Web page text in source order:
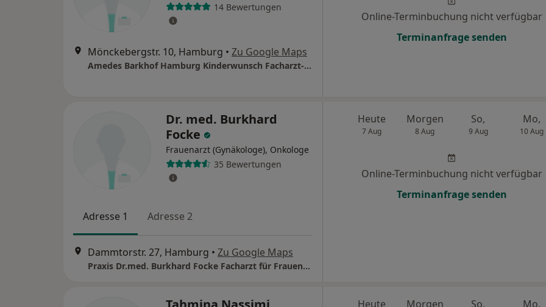
14 Bewertungen
Mönckebergstr. 10, Hamburg • Zu Google Maps
Amedes Barkhof Hamburg Kinderwunsch Facharzt-Zentrum Pränatale Medizin, Osteologie und Endokrinologie GmbH
Online-Terminbuchung nicht verfügbar
Terminanfrage senden
Dr. med. Burkhard
Focke
Frauenarzt (Gynäkologe), Onkologe
35 Bewertungen
Adresse 1 Adresse 2
Dammtorstr. 27, Hamburg • Zu Google Maps
Praxis Dr.med. Burkhard Focke Facharzt für Frauenheilkunde und Geburtshilfe
Heute
7 Aug
Morgen
8 Aug
So,
9 Aug
Mo,
10 Aug
Online-Terminbuchung nicht verfügbar
Terminanfrage senden
Heute Morgen So, Mo,